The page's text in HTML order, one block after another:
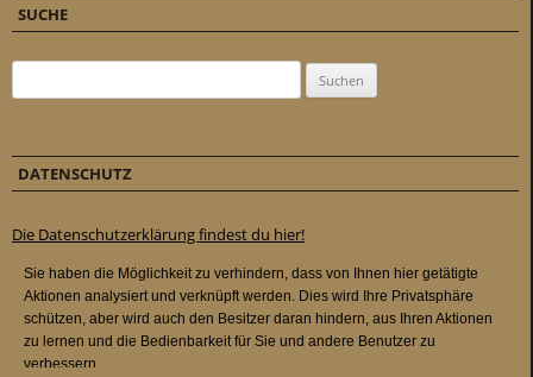
SUCHE
DATENSCHUTZ
Die Datenschutzerklärung findest du hier!